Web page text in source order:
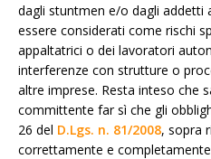
dagli stuntmen e/o dagli addetti
essere considerati come rischi
appaltatrici o dei lavoratori
interferenze con strutture o
altre imprese. Resta inteso che
committente far sì che gli
26 del D.Lgs. n. 81/2008, sopra
correttamente e